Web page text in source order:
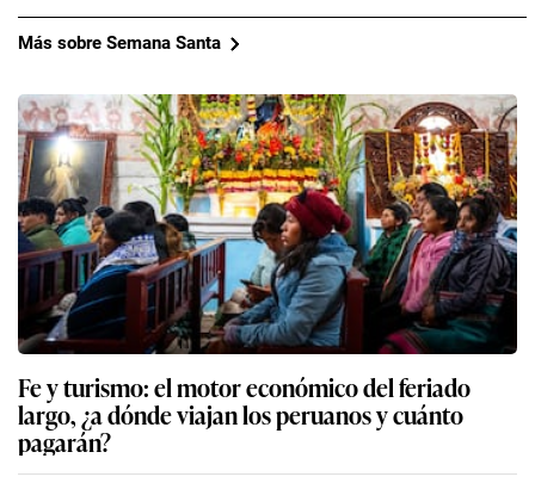
Más sobre Semana Santa
Fe y turismo: el motor económico del feriado
largo, ¿a dónde viajan los peruanos y cuánto
pagarán?